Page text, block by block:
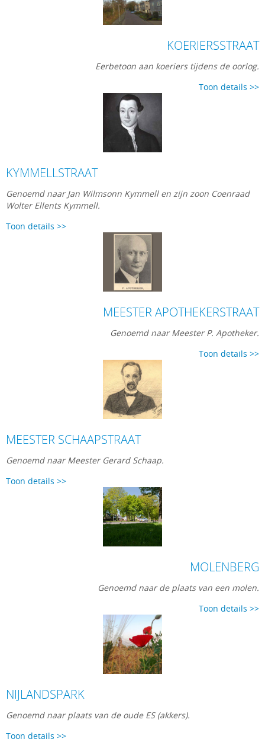
KOERIERSSTRAAT
Eerbetoon aan koeriers tijdens de oorlog.
Toon details >>
KYMMELLSTRAAT
Genoemd naar Jan Wilmsonn Kymmell en zijn zoon Coenraad
Wolter Ellents Kymmell.
Toon details >>
MEESTER APOTHEKERSTRAAT
Genoemd naar Meester P. Apotheker.
Toon details >>
MEESTER SCHAAPSTRAAT
Genoemd naar Meester Gerard Schaap.
Toon details >>
MOLENBERG
Genoemd naar de plaats van een molen.
Toon details >>
NIJLANDSPARK
Genoemd naar plaats van de oude ES (akkers).
Toon details >>